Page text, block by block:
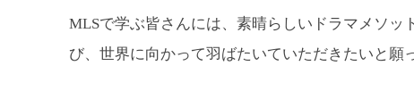
MLSで学ぶ皆さんには、素晴らしいドラマメソ
び、世界に向かって羽ばたいていただきたいと願